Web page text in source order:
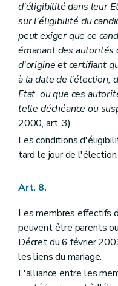
Art. 115bis
Art. 115 ter
Chapitre XI
Du
Art. 116
Art. 117
Chapitre XII Des
Art. 118
Art. 119
Art. 120
Art. 121
Art. 121
Art. 123
Art. 124
Art. 127
Art. 129
Art. 130
Art. 131
Art. 132
Art. 133
Art. 134
Art. 135
d'éligibilité dans leur
sur l'éligibilité du
peut exiger que ce
émanant des autorités
d'origine et certifiant
à la date de l'élection,
Etat, ou que ces
telle déchéance ou
2000, art. 3) .
Les conditions
tard le jour de l'élection.
Art. 8.
Les membres effectifs
peuvent être parents
Décret du 6 février
les liens du mariage.
L'alliance entre les